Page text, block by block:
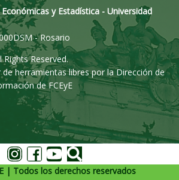
y Estadística - Universidad
- Rosario
Reserved.
herramientas libres por la Dirección de
de FCEyE
| Todos los derechos reservados